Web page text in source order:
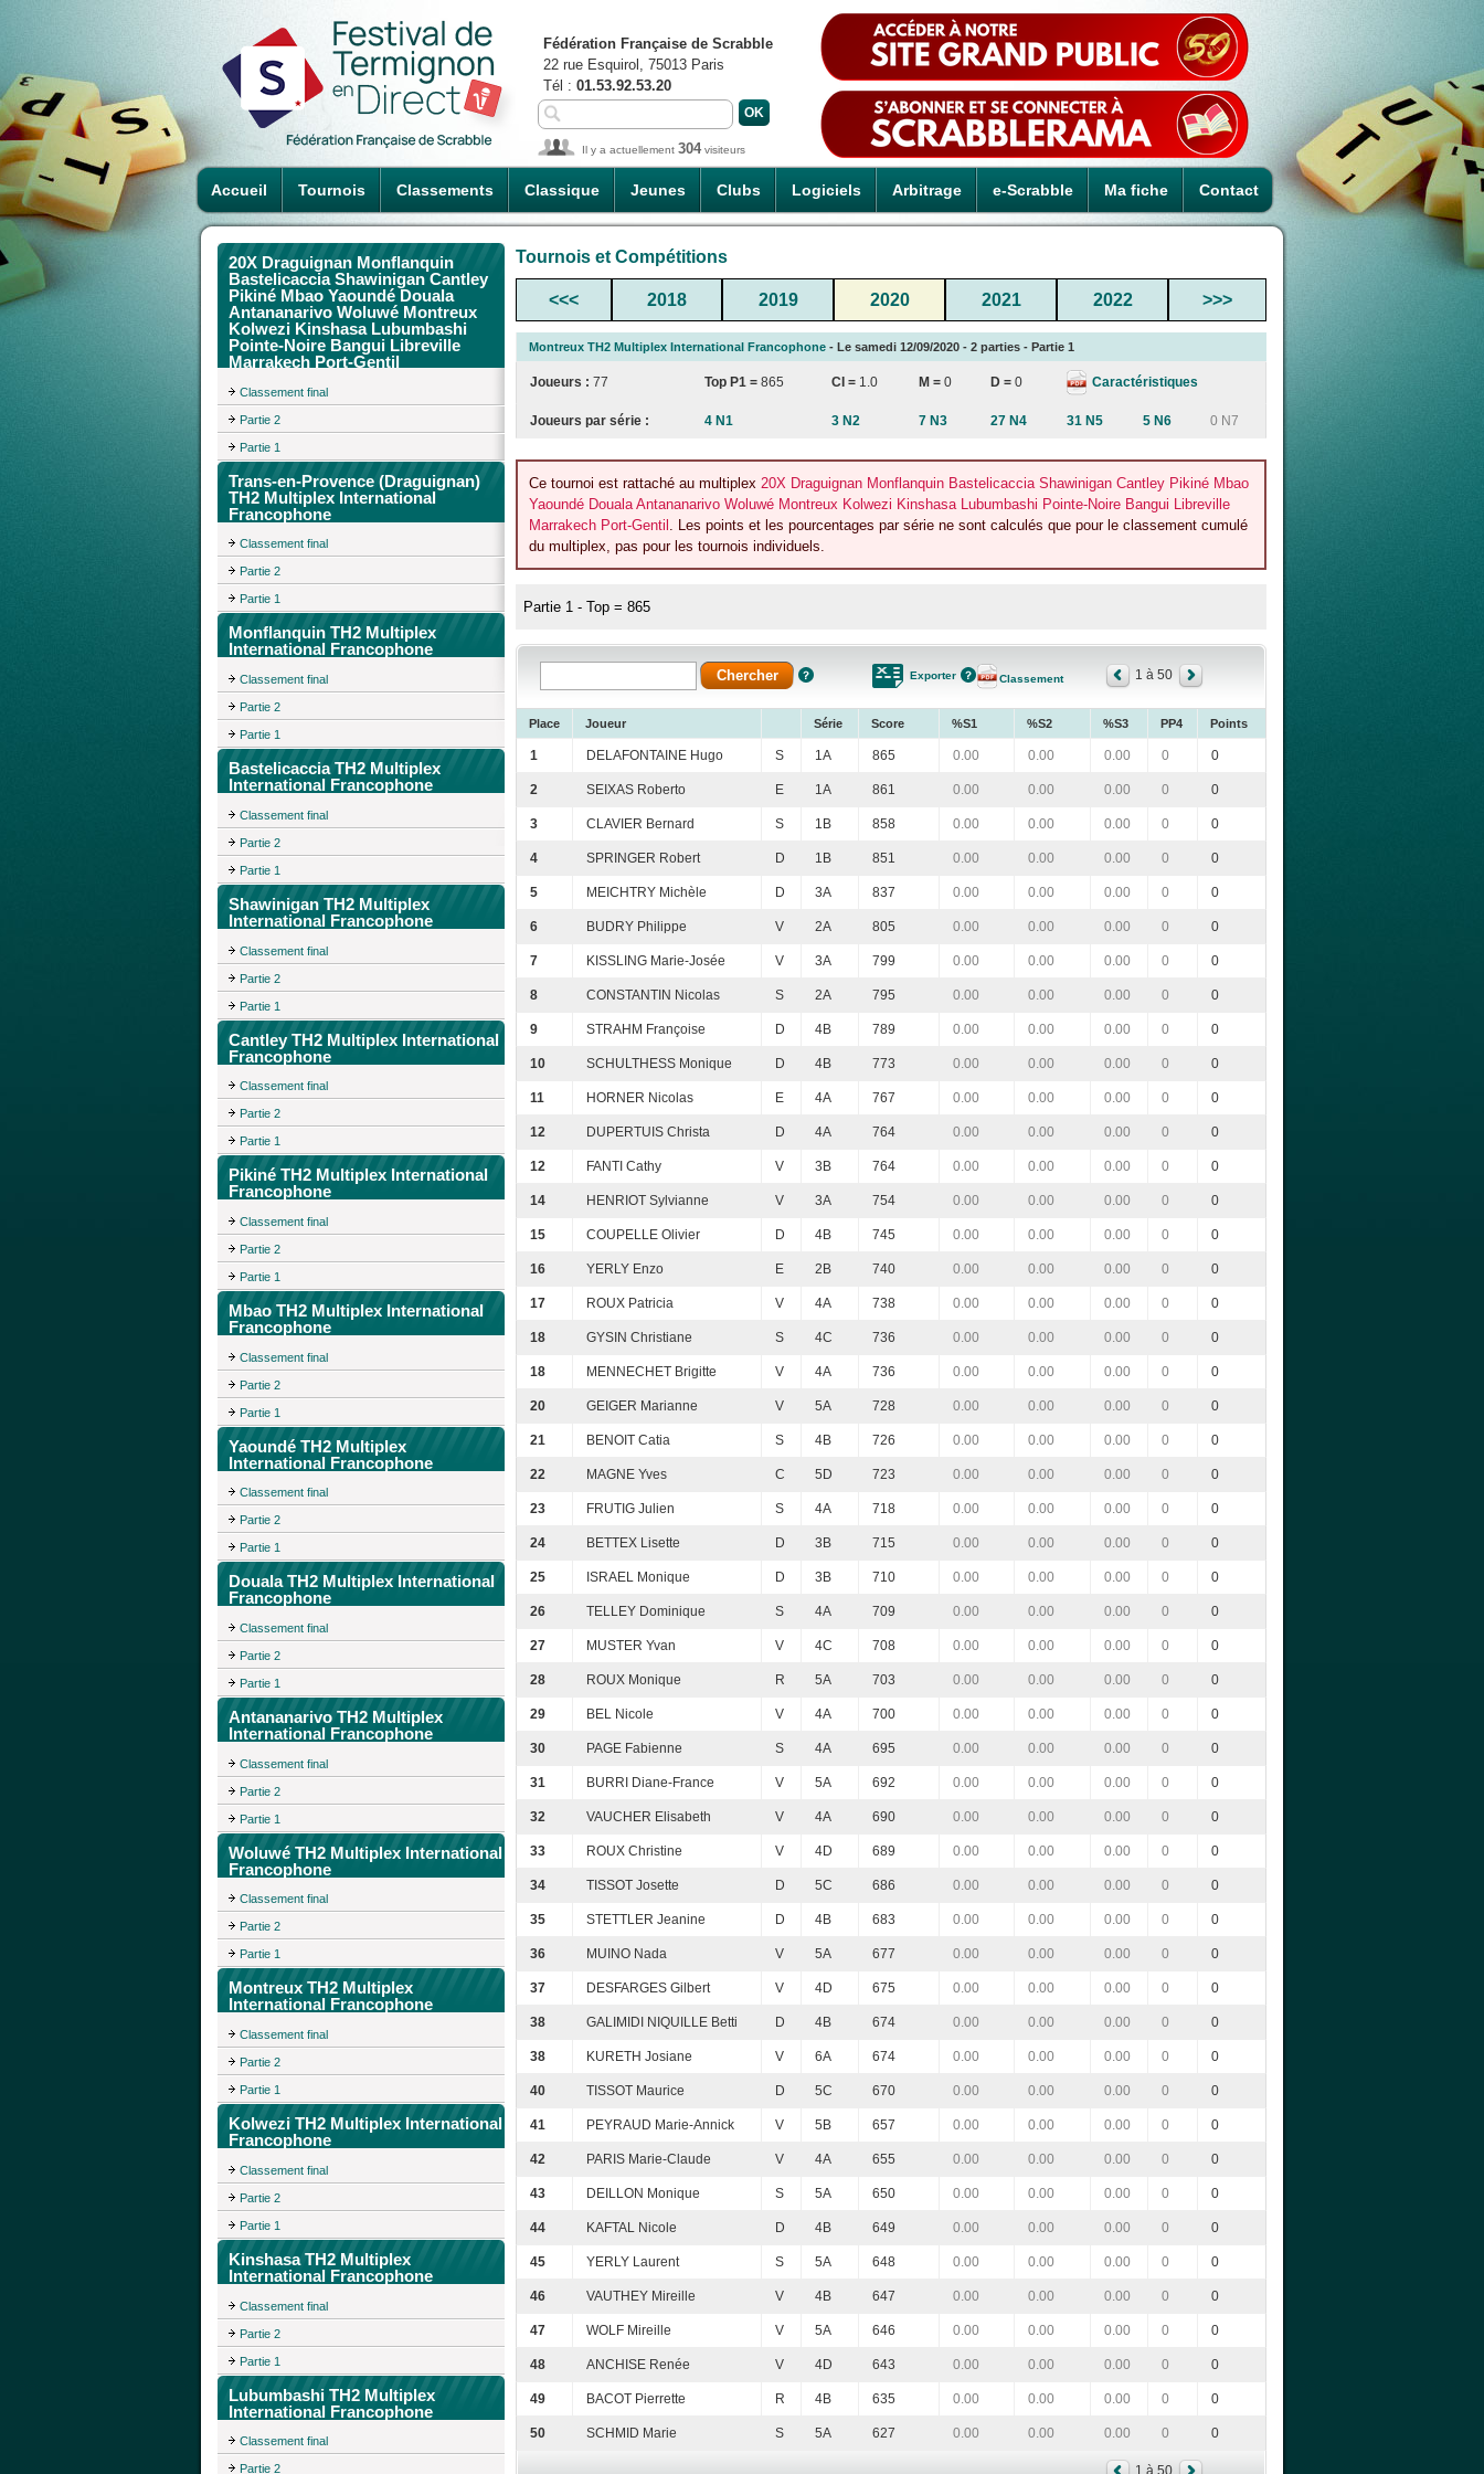
Accueil Tournois Classements Classique Jeunes Clubs Logiciels Arbitrage e-Scrabble Ma fiche Contact
Fédération Française de Scrabble
22 rue Esquirol, 75013 Paris
Tél : 01.53.92.53.20
Il y a actuellement 304visiteurs
20X Draguignan Monflanquin
Bastelicaccia Shawinigan Cantley
Pikiné Mbao Yaoundé Douala
Antananarivo Woluwé Montreux
Kolwezi Kinshasa Lubumbashi
Pointe-Noire Bangui Libreville
Marrakech Port-Gentil
Classement final
Partie 2
Partie 1
Trans-en-Provence (Draguignan)
TH2 Multiplex International
Francophone
Classement final
Partie 2
Partie 1
Monflanquin TH2 Multiplex
International Francophone
Classement final
Partie 2
Partie 1
Bastelicaccia TH2 Multiplex
International Francophone
Classement final
Partie 2
Partie 1
Shawinigan TH2 Multiplex
International Francophone
Classement final
Partie 2
Partie 1
Cantley TH2 Multiplex International
Francophone
Classement final
Partie 2
Partie 1
Pikiné TH2 Multiplex International
Francophone
Classement final
Partie 2
Partie 1
Mbao TH2 Multiplex International
Francophone
Classement final
Partie 2
Partie 1
Yaoundé TH2 Multiplex
International Francophone
Classement final
Partie 2
Partie 1
Douala TH2 Multiplex International
Francophone
Classement final
Partie 2
Partie 1
Antananarivo TH2 Multiplex
International Francophone
Classement final
Partie 2
Partie 1
Woluwé TH2 Multiplex International
Francophone
Classement final
Partie 2
Partie 1
Montreux TH2 Multiplex
International Francophone
Classement final
Partie 2
Partie 1
Kolwezi TH2 Multiplex International
Francophone
Classement final
Partie 2
Partie 1
Kinshasa TH2 Multiplex
International Francophone
Classement final
Partie 2
Partie 1
Lubumbashi TH2 Multiplex
International Francophone
Classement final
Partie 2
Tournois et Compétitions
<<< 2018 2019 2020 2021 2022 >>>
Montreux TH2 Multiplex International Francophone - Le samedi 12/09/2020 - 2 parties - Partie 1
Joueurs : 77 Top P1 = 865 CI = 1.0 M = 0 D = 0 Caractéristiques
Joueurs par série : 4 N1 3 N2 7 N3 27 N4 31 N5 5 N6 0 N7
Ce tournoi est rattaché au multiplex 20X Draguignan Monflanquin Bastelicaccia Shawinigan Cantley Pikiné Mbao
Yaoundé Douala Antananarivo Woluwé Montreux Kolwezi Kinshasa Lubumbashi Pointe-Noire Bangui Libreville
Marrakech Port-Gentil . Les points et les pourcentages par série ne sont calculés que pour le classement cumulé
du multiplex, pas pour les tournois individuels.
Partie 1 - Top = 865
Exporter Classement 1 à 50
Place Joueur Série Score %S1 %S2 %S3 PP4 Points
1 DELAFONTAINE Hugo S 1A 865 0.00 0.00 0.00 0 0
2 SEIXAS Roberto E 1A 861 0.00 0.00 0.00 0 0
3 CLAVIER Bernard S 1B 858 0.00 0.00 0.00 0 0
4 SPRINGER Robert D 1B 851 0.00 0.00 0.00 0 0
5 MEICHTRY Michèle D 3A 837 0.00 0.00 0.00 0 0
6 BUDRY Philippe V 2A 805 0.00 0.00 0.00 0 0
7 KISSLING Marie-Josée V 3A 799 0.00 0.00 0.00 0 0
8 CONSTANTIN Nicolas S 2A 795 0.00 0.00 0.00 0 0
9 STRAHM Françoise D 4B 789 0.00 0.00 0.00 0 0
10 SCHULTHESS Monique D 4B 773 0.00 0.00 0.00 0 0
11 HORNER Nicolas E 4A 767 0.00 0.00 0.00 0 0
12 DUPERTUIS Christa D 4A 764 0.00 0.00 0.00 0 0
12 FANTI Cathy V 3B 764 0.00 0.00 0.00 0 0
14 HENRIOT Sylvianne V 3A 754 0.00 0.00 0.00 0 0
15 COUPELLE Olivier D 4B 745 0.00 0.00 0.00 0 0
16 YERLY Enzo E 2B 740 0.00 0.00 0.00 0 0
17 ROUX Patricia V 4A 738 0.00 0.00 0.00 0 0
18 GYSIN Christiane S 4C 736 0.00 0.00 0.00 0 0
18 MENNECHET Brigitte V 4A 736 0.00 0.00 0.00 0 0
20 GEIGER Marianne V 5A 728 0.00 0.00 0.00 0 0
21 BENOIT Catia S 4B 726 0.00 0.00 0.00 0 0
22 MAGNE Yves C 5D 723 0.00 0.00 0.00 0 0
23 FRUTIG Julien S 4A 718 0.00 0.00 0.00 0 0
24 BETTEX Lisette D 3B 715 0.00 0.00 0.00 0 0
25 ISRAEL Monique D 3B 710 0.00 0.00 0.00 0 0
26 TELLEY Dominique S 4A 709 0.00 0.00 0.00 0 0
27 MUSTER Yvan V 4C 708 0.00 0.00 0.00 0 0
28 ROUX Monique R 5A 703 0.00 0.00 0.00 0 0
29 BEL Nicole V 4A 700 0.00 0.00 0.00 0 0
30 PAGE Fabienne S 4A 695 0.00 0.00 0.00 0 0
31 BURRI Diane-France V 5A 692 0.00 0.00 0.00 0 0
32 VAUCHER Elisabeth V 4A 690 0.00 0.00 0.00 0 0
33 ROUX Christine V 4D 689 0.00 0.00 0.00 0 0
34 TISSOT Josette D 5C 686 0.00 0.00 0.00 0 0
35 STETTLER Jeanine D 4B 683 0.00 0.00 0.00 0 0
36 MUINO Nada V 5A 677 0.00 0.00 0.00 0 0
37 DESFARGES Gilbert V 4D 675 0.00 0.00 0.00 0 0
38 GALIMIDI NIQUILLE Betti D 4B 674 0.00 0.00 0.00 0 0
38 KURETH Josiane V 6A 674 0.00 0.00 0.00 0 0
40 TISSOT Maurice D 5C 670 0.00 0.00 0.00 0 0
41 PEYRAUD Marie-Annick V 5B 657 0.00 0.00 0.00 0 0
42 PARIS Marie-Claude V 4A 655 0.00 0.00 0.00 0 0
43 DEILLON Monique S 5A 650 0.00 0.00 0.00 0 0
44 KAFTAL Nicole D 4B 649 0.00 0.00 0.00 0 0
45 YERLY Laurent S 5A 648 0.00 0.00 0.00 0 0
46 VAUTHEY Mireille V 4B 647 0.00 0.00 0.00 0 0
47 WOLF Mireille V 5A 646 0.00 0.00 0.00 0 0
48 ANCHISE Renée V 4D 643 0.00 0.00 0.00 0 0
49 BACOT Pierrette R 4B 635 0.00 0.00 0.00 0 0
50 SCHMID Marie S 5A 627 0.00 0.00 0.00 0 0